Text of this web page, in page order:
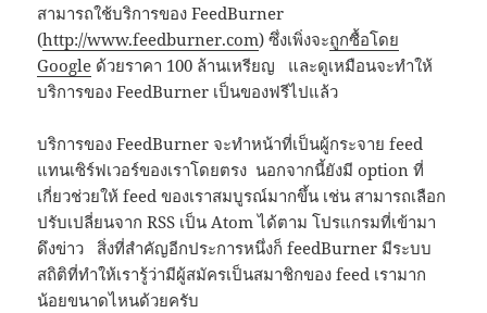
สามารถใช้บริการของ FeedBurner
(http://www.feedburner.com) ซึ่งเพิ่งจะถูกซื้อโดย
Google ด้วยราคา 100 ล้านเหรียญ และดูเหมือนจะทำให้
บริการของ FeedBurner เป็นของฟรีไปแล้ว
บริการของ FeedBurner จะทำหน้าที่เป็นผู้กระจาย feed
แทนเซิร์ฟเวอร์ของเราโดยตรง นอกจากนี้ยังมี option ที่
เกี่ยวช่วยให้ feed ของเราสมบูรณ์มากขึ้น เช่น สามารถเลือก
ปรับเปลี่ยนจาก RSS เป็น Atom ได้ตาม โปรแกรมที่เข้ามา
ดึงข่าว สิ่งที่สำคัญอีกประการหนึ่งก็ feedBurner มีระบบ
สถิติที่ทำให้เรารู้ว่ามีผู้สมัครเป็นสมาชิกของ feed เรามาก
น้อยขนาดไหนด้วยครับ